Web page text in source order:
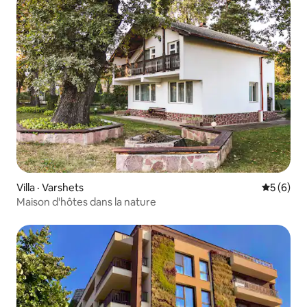
Villa · Varshets Note
5 (6)
Maison d'hôtes dans la nature